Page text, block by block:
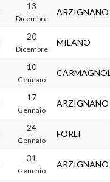
13
Dicembre
ARZIGNANO
20
Dicembre
MILANO
10
Gennaio
17
Gennaio
ARZIGNANO
24
Gennaio
FORLI
31
Gennaio
ARZIGNANO